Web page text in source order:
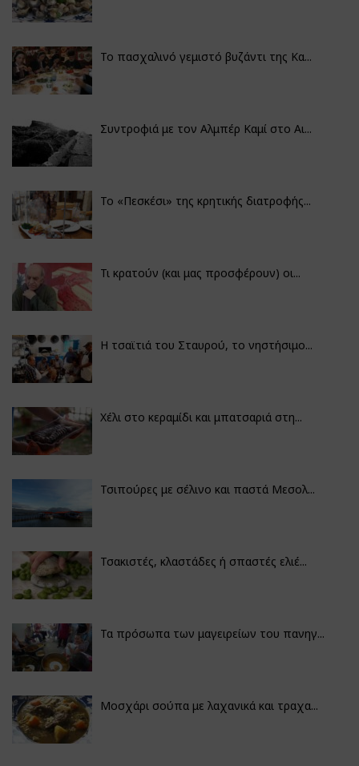
Το πασχαλινό γεμιστό βυζάντι της Κα...
Συντροφιά με τον Αλμπέρ Καμί στο Αι...
Το «Πεσκέσι» της κρητικής διατροφής...
Τι κρατούν (και μας προσφέρουν) οι...
Η τσαϊτιά του Σταυρού, το νηστήσιμο...
Χέλι στο κεραμίδι και μπατσαριά στη...
Τσιπούρες με σέλινο και παστά Μεσολ...
Τσακιστές, κλαστάδες ή σπαστές ελιέ...
Τα πρόσωπα των μαγειρείων του πανηγ...
Μοσχάρι σούπα με λαχανικά και τραχα...